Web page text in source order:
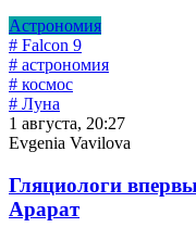
Астрономия
# Falcon 9
# астрономия
# космос
# Луна
1 августа, 20:27
Evgenia Vavilova
Гляциологи
Арарат